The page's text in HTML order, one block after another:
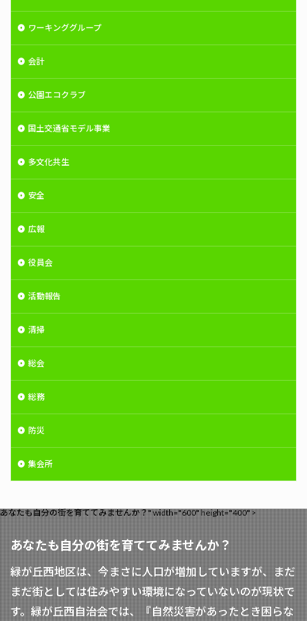
ワーキンググループ
会計
公園エコクラブ
国土交通省モデル事業
多文化共生
安全
広報
役員会
活動報告
清掃
総会
総務
防災
集会所
あなたも自分の街を育ててみませんか？" width="600" height="400" >
あなたも自分の街を育ててみませんか？
緑が丘西地区は、今まさに人口が増加していますが、まだ
まだ街としては住みやすい環境になっていないのが現状で
す。緑が丘西自治会では、『自然災害があったとき困らな